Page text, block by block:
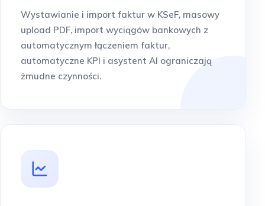
Wystawianie i import faktur w KSeF, masowy
upload PDF, import wyciągów bankowych z
automatycznym łączeniem faktur,
automatyczne KPI i asystent AI ograniczają
żmudne czynności.